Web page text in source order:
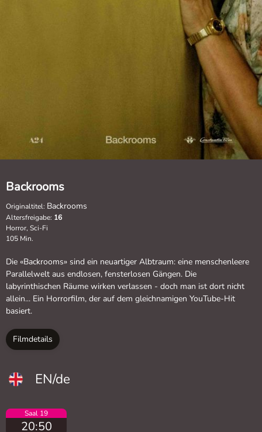
Backrooms
Originaltitel: Backrooms
Altersfreigabe: 16
Horror, Sci-Fi
105 Min.
Die «Backrooms» sind ein neuartiger Albtraum: eine menschenleere
Parallelwelt aus endlosen, fensterlosen Gängen. Die
labyrinthischen Räume wirken verlassen - doch man ist dort nicht
allein... Ein Horrorfilm, der auf dem gleichnamigen YouTube-Hit
basiert.
Filmdetails
EN/de
Saal 19
20:50